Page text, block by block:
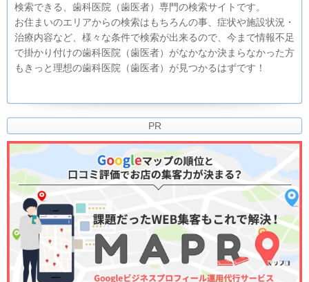
検索できる、歯科医院（歯医者）専門の検索サイトです。
お住まいのエリアからの検索はもちろんの事、症状や施設状況・
治療内容など、様々な条件で検索が出来るので、今まで情報不足
で掛かり付けの歯科医院（歯医者）がなかなか決まらなかった方
もきっと理想の歯科医院（歯医者）が見つかるはずです！
PR